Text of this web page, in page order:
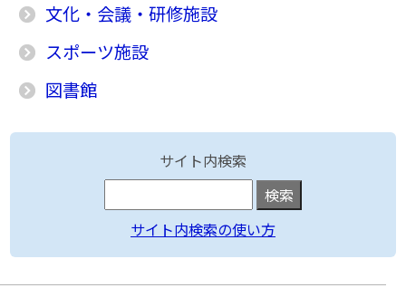
文化・会議・研修施設
スポーツ施設
図書館
サイト内検索
サイト内検索の使い方